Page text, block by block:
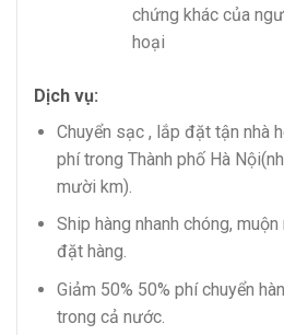
chứng khác của
hoại
Dịch vụ:
Chuyển sạc , lắp đặt tận nhà
phí trong Thành phố Hà
mười km).
Ship hàng nhanh chóng,
đặt hàng.
Giảm 50% 50% phí chuyển
trong cả nước.